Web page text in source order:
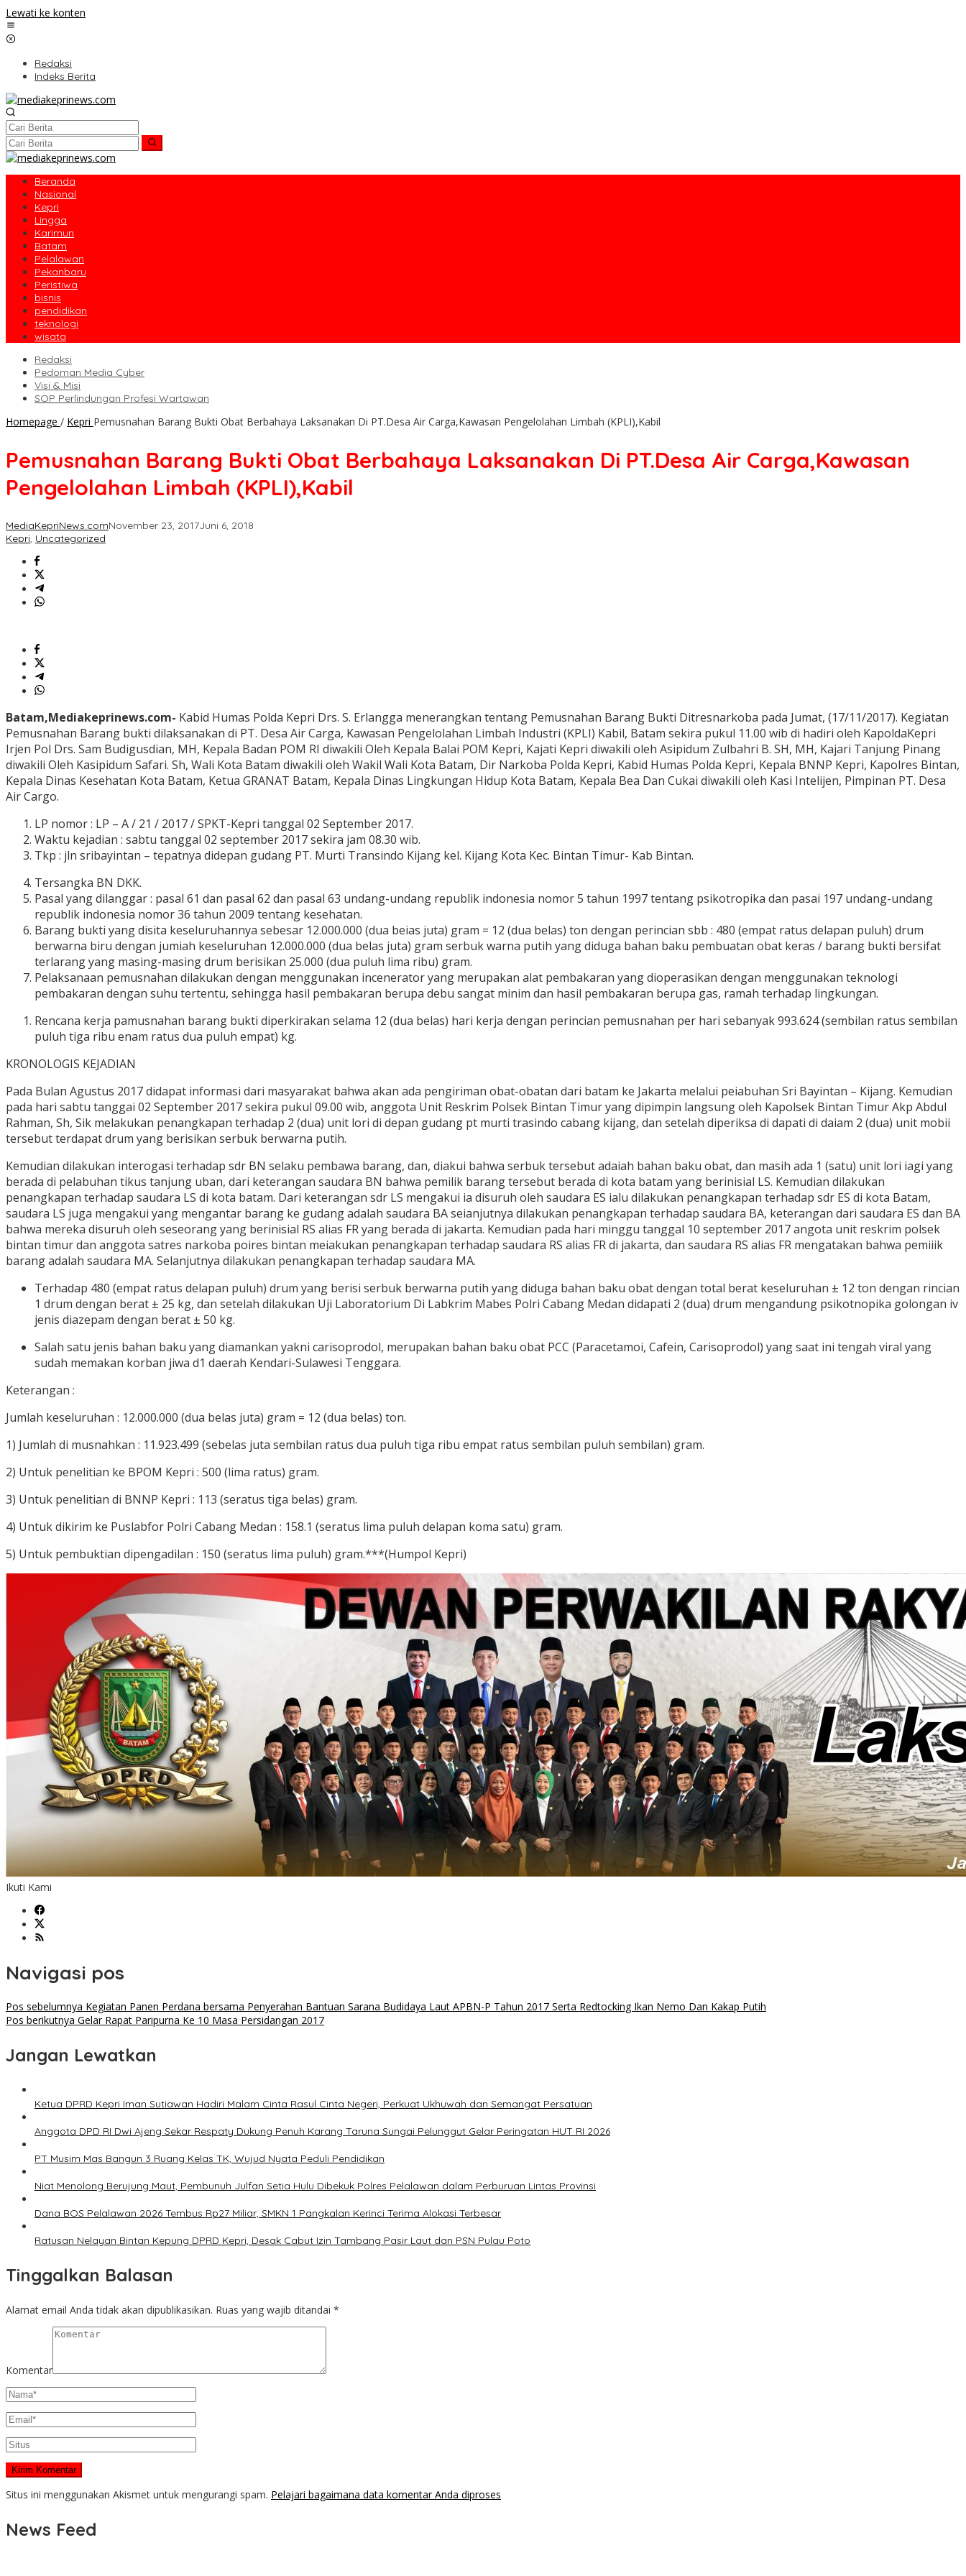
Lewati ke konten
Redaksi
Indeks Berita
Beranda
Nasional
Kepri
Lingga
Karimun
Batam
Pelalawan
Pekanbaru
Peristiwa
bisnis
pendidikan
teknologi
wisata
Redaksi
Pedoman Media Cyber
Visi & Misi
SOP Perlindungan Profesi Wartawan
Homepage / Kepri Pemusnahan Barang Bukti Obat Berbahaya Laksanakan Di PT.Desa Air Carga,Kawasan Pengelolahan Limbah (KPLI),Kabil
Pemusnahan Barang Bukti Obat Berbahaya Laksanakan Di PT.Desa Air Carga,Kawasan
Pengelolahan Limbah (KPLI),Kabil
MediaKepriNews.comNovember 23, 2017Juni 6, 2018
Kepri, Uncategorized
Batam,Mediakeprinews.com- Kabid Humas Polda Kepri Drs. S. Erlangga menerangkan tentang Pemusnahan Barang Bukti Ditresnarkoba pada Jumat, (17/11/2017). Kegiatan
Pemusnahan Barang bukti dilaksanakan di PT. Desa Air Carga, Kawasan Pengelolahan Limbah Industri (KPLI) Kabil, Batam sekira pukul 11.00 wib di hadiri oleh KapoldaKepri
Irjen Pol Drs. Sam Budigusdian, MH, Kepala Badan POM RI diwakili Oleh Kepala Balai POM Kepri, Kajati Kepri diwakili oleh Asipidum Zulbahri B. SH, MH, Kajari Tanjung Pinang
diwakili Oleh Kasipidum Safari. Sh, Wali Kota Batam diwakili oleh Wakil Wali Kota Batam, Dir Narkoba Polda Kepri, Kabid Humas Polda Kepri, Kepala BNNP Kepri, Kapolres Bintan,
Kepala Dinas Kesehatan Kota Batam, Ketua GRANAT Batam, Kepala Dinas Lingkungan Hidup Kota Batam, Kepala Bea Dan Cukai diwakili oleh Kasi Intelijen, Pimpinan PT. Desa
Air Cargo.
LP nomor : LP – A / 21 / 2017 / SPKT-Kepri tanggal 02 September 2017.
Waktu kejadian : sabtu tanggal 02 september 2017 sekira jam 08.30 wib.
Tkp : jln sribayintan – tepatnya didepan gudang PT. Murti Transindo Kijang kel. Kijang Kota Kec. Bintan Timur- Kab Bintan.
Tersangka BN DKK.
Pasal yang dilanggar : pasal 61 dan pasal 62 dan pasal 63 undang-undang republik indonesia nomor 5 tahun 1997 tentang psikotropika dan pasai 197 undang-undang
republik indonesia nomor 36 tahun 2009 tentang kesehatan.
Barang bukti yang disita keseluruhannya sebesar 12.000.000 (dua beias juta) gram = 12 (dua belas) ton dengan perincian sbb : 480 (empat ratus delapan puluh) drum
berwarna biru dengan jumiah keseluruhan 12.000.000 (dua belas juta) gram serbuk warna putih yang diduga bahan baku pembuatan obat keras / barang bukti bersifat
terlarang yang masing-masing drum berisikan 25.000 (dua puluh lima ribu) gram.
Pelaksanaan pemusnahan dilakukan dengan menggunakan incenerator yang merupakan alat pembakaran yang dioperasikan dengan menggunakan teknologi
pembakaran dengan suhu tertentu, sehingga hasil pembakaran berupa debu sangat minim dan hasil pembakaran berupa gas, ramah terhadap lingkungan.
Rencana kerja pamusnahan barang bukti diperkirakan selama 12 (dua belas) hari kerja dengan perincian pemusnahan per hari sebanyak 993.624 (sembilan ratus sembilan
puluh tiga ribu enam ratus dua puluh empat) kg.
KRONOLOGIS KEJADIAN
Pada Bulan Agustus 2017 didapat informasi dari masyarakat bahwa akan ada pengiriman obat-obatan dari batam ke Jakarta melalui peiabuhan Sri Bayintan – Kijang. Kemudian
pada hari sabtu tanggai 02 September 2017 sekira pukul 09.00 wib, anggota Unit Reskrim Polsek Bintan Timur yang dipimpin langsung oleh Kapolsek Bintan Timur Akp Abdul
Rahman, Sh, Sik melakukan penangkapan terhadap 2 (dua) unit lori di depan gudang pt murti trasindo cabang kijang, dan setelah diperiksa di dapati di daiam 2 (dua) unit mobii
tersebut terdapat drum yang berisikan serbuk berwarna putih.
Kemudian dilakukan interogasi terhadap sdr BN selaku pembawa barang, dan, diakui bahwa serbuk tersebut adaiah bahan baku obat, dan masih ada 1 (satu) unit lori iagi yang
berada di pelabuhan tikus tanjung uban, dari keterangan saudara BN bahwa pemilik barang tersebut berada di kota batam yang berinisial LS. Kemudian dilakukan
penangkapan terhadap saudara LS di kota batam. Dari keterangan sdr LS mengakui ia disuruh oleh saudara ES ialu dilakukan penangkapan terhadap sdr ES di kota Batam,
saudara LS juga mengakui yang mengantar barang ke gudang adalah saudara BA seianjutnya dilakukan penangkapan terhadap saudara BA, keterangan dari saudara ES dan BA
bahwa mereka disuruh oleh seseorang yang berinisial RS alias FR yang berada di jakarta. Kemudian pada hari minggu tanggal 10 september 2017 angota unit reskrim polsek
bintan timur dan anggota satres narkoba poires bintan meiakukan penangkapan terhadap saudara RS alias FR di jakarta, dan saudara RS alias FR mengatakan bahwa pemiiik
barang adalah saudara MA. Selanjutnya dilakukan penangkapan terhadap saudara MA.
Terhadap 480 (empat ratus delapan puluh) drum yang berisi serbuk berwarna putih yang diduga bahan baku obat dengan total berat keseluruhan ± 12 ton dengan rincian
1 drum dengan berat ± 25 kg, dan setelah dilakukan Uji Laboratorium Di Labkrim Mabes Polri Cabang Medan didapati 2 (dua) drum mengandung psikotnopika golongan iv
jenis diazepam dengan berat ± 50 kg.
Salah satu jenis bahan baku yang diamankan yakni carisoprodol, merupakan bahan baku obat PCC (Paracetamoi, Cafein, Carisoprodol) yang saat ini tengah viral yang
sudah memakan korban jiwa d1 daerah Kendari-Sulawesi Tenggara.
Keterangan :
Jumlah keseluruhan : 12.000.000 (dua belas juta) gram = 12 (dua belas) ton.
1) Jumlah di musnahkan : 11.923.499 (sebelas juta sembilan ratus dua puluh tiga ribu empat ratus sembilan puluh sembilan) gram.
2) Untuk penelitian ke BPOM Kepri : 500 (lima ratus) gram.
3) Untuk penelitian di BNNP Kepri : 113 (seratus tiga belas) gram.
4) Untuk dikirim ke Puslabfor Polri Cabang Medan : 158.1 (seratus lima puluh delapan koma satu) gram.
5) Untuk pembuktian dipengadilan : 150 (seratus lima puluh) gram.***(Humpol Kepri)
Ikuti Kami
Navigasi pos
Pos sebelumnya Kegiatan Panen Perdana bersama Penyerahan Bantuan Sarana Budidaya Laut APBN-P Tahun 2017 Serta Redtocking Ikan Nemo Dan Kakap Putih
Pos berikutnya Gelar Rapat Paripurna Ke 10 Masa Persidangan 2017
Jangan Lewatkan
Ketua DPRD Kepri Iman Sutiawan Hadiri Malam Cinta Rasul Cinta Negeri, Perkuat Ukhuwah dan Semangat Persatuan
Anggota DPD RI Dwi Ajeng Sekar Respaty Dukung Penuh Karang Taruna Sungai Pelunggut Gelar Peringatan HUT RI 2026
PT Musim Mas Bangun 3 Ruang Kelas TK, Wujud Nyata Peduli Pendidikan
Niat Menolong Berujung Maut, Pembunuh Julfan Setia Hulu Dibekuk Polres Pelalawan dalam Perburuan Lintas Provinsi
Dana BOS Pelalawan 2026 Tembus Rp27 Miliar, SMKN 1 Pangkalan Kerinci Terima Alokasi Terbesar
Ratusan Nelayan Bintan Kepung DPRD Kepri, Desak Cabut Izin Tambang Pasir Laut dan PSN Pulau Poto
Tinggalkan Balasan
Alamat email Anda tidak akan dipublikasikan. Ruas yang wajib ditandai *
Komentar
Situs ini menggunakan Akismet untuk mengurangi spam. Pelajari bagaimana data komentar Anda diproses
News Feed